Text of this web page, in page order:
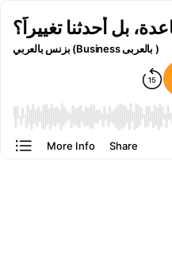
بل أحدثنا تغييراً؟
بزنس بالعربي (Business بالعربى )
More Info Share